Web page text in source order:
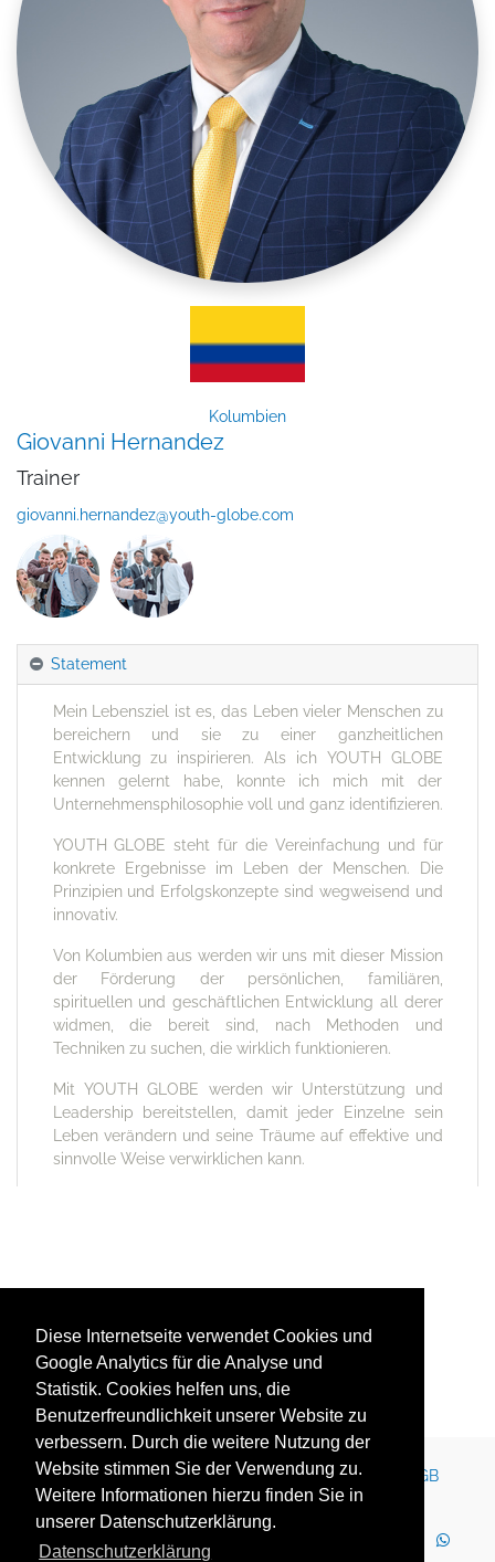
Diese Internetseite verwendet Cookies und
Google Analytics für die Analyse und
Statistik. Cookies helfen uns, die
Benutzerfreundlichkeit unserer Website zu
verbessern. Durch die weitere Nutzung der
Website stimmen Sie der Verwendung zu.
Weitere Informationen hierzu finden Sie in
unserer Datenschutzerklärung.
Datenschutzerklärung
Kolumbien
Giovanni Hernandez
Trainer
giovanni.hernandez@youth-globe.com
Statement
Mein Lebensziel ist es, das Leben vieler Menschen zu
bereichern und sie zu einer ganzheitlichen
Entwicklung zu inspirieren. Als ich YOUTH GLOBE
kennen gelernt habe, konnte ich mich mit der
Unternehmensphilosophie voll und ganz identifizieren.
YOUTH GLOBE steht für die Vereinfachung und für
konkrete Ergebnisse im Leben der Menschen. Die
Prinzipien und Erfolgskonzepte sind wegweisend und
innovativ.
Von Kolumbien aus werden wir uns mit dieser Mission
der Förderung der persönlichen, familiären,
spirituellen und geschäftlichen Entwicklung all derer
widmen, die bereit sind, nach Methoden und
Techniken zu suchen, die wirklich funktionieren.
Mit YOUTH GLOBE werden wir Unterstützung und
Leadership bereitstellen, damit jeder Einzelne sein
Leben verändern und seine Träume auf effektive und
sinnvolle Weise verwirklichen kann.
Zurück zur Übersicht
Kontakt Impressum Newsletter Karriere
AGB
Datenschutz
Nutzungsbedingungen